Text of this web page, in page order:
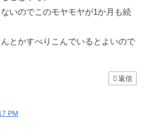
いのでこのモヤモヤが1か月も続
とかすべりこんでいるとよいので
返信
PM